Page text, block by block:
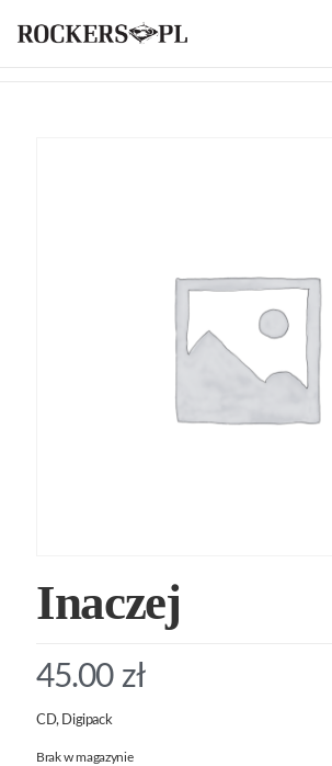
Inaczej
45.00 zł
CD, Digipack
Brak w magazynie